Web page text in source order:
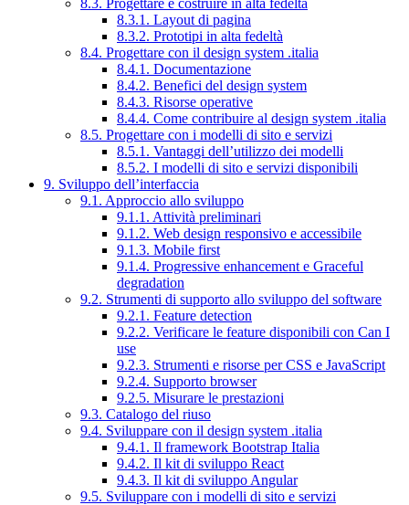
8.3. Progettare e costruire in alta fedeltà
8.3.1. Layout di pagina
8.3.2. Prototipi in alta fedeltà
8.4. Progettare con il design system .italia
8.4.1. Documentazione
8.4.2. Benefici del design system
8.4.3. Risorse operative
8.4.4. Come contribuire al design system .italia
8.5. Progettare con i modelli di sito e servizi
8.5.1. Vantaggi dell’utilizzo dei modelli
8.5.2. I modelli di sito e servizi disponibili
9. Sviluppo dell’interfaccia
9.1. Approccio allo sviluppo
9.1.1. Attività preliminari
9.1.2. Web design responsivo e accessibile
9.1.3. Mobile first
9.1.4. Progressive enhancement e Graceful
degradation
9.2. Strumenti di supporto allo sviluppo del software
9.2.1. Feature detection
9.2.2. Verificare le feature disponibili con Can I
use
9.2.3. Strumenti e risorse per CSS e JavaScript
9.2.4. Supporto browser
9.2.5. Misurare le prestazioni
9.3. Catalogo del riuso
9.4. Sviluppare con il design system .italia
9.4.1. Il framework Bootstrap Italia
9.4.2. Il kit di sviluppo React
9.4.3. Il kit di sviluppo Angular
9.5. Sviluppare con i modelli di sito e servizi